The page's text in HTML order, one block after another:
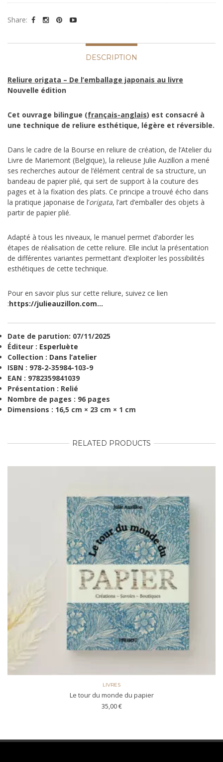
Share:
DESCRIPTION
Reliure origata – De l’emballage japonais au livre
Nouvelle édition
Cet ouvrage bilingue (français-anglais) est consacré à
une technique de reliure esthétique, légère et réversible.
Dans le cadre de la Bourse en reliure de création, de l’Atelier du
Livre de Mariemont (Belgique), la relieuse Julie Auzillon a mené
ses recherches autour de l’élément central de sa structure, un
bandeau de papier plié, qui sert de support à la couture des
pages et à la fixation des plats. Ce principe a trouvé écho dans
la pratique japonaise de l’origata, l’art d’emballer des objets à
partir de papier plié.
Adapté à tous les niveaux, le manuel permet d’aborder les
étapes de réalisation de cette reliure. Elle inclut la présentation
de différentes variantes permettant d’exploiter les possibilités
esthétiques de cette technique.
Pour en savoir plus sur cette reliure, suivez ce lien
:https://julieauzillon.com…
Date de parution: 07/11/2025
Éditeur : Esperluète
Collection : Dans l’atelier
ISBN : 978-2-35984-103-9
EAN : 9782359841039
Présentation : Relié
Nombre de pages : 96 pages
Dimensions : 16,5 cm × 23 cm × 1 cm
RELATED PRODUCTS
LIVRES
Le tour du monde du papier
35,00€